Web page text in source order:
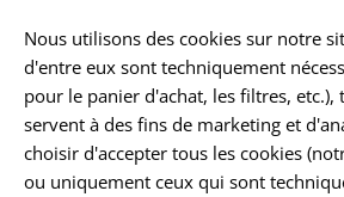
ACCUEIL CLAWGEAR RETURN
SERVICE À LA
Nous utilisons des cookies sur notre
d'entre eux sont techniquement
pour le panier d'achat, les filtres, etc.),
servent à des fins de marketing et
choisir d'accepter tous les cookies
ou uniquement ceux qui sont